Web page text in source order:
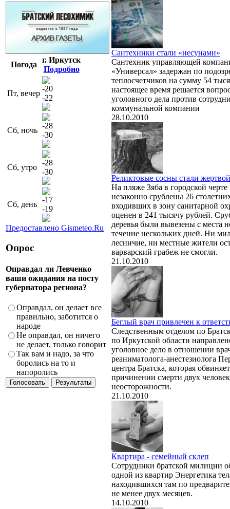
Погода
г. Иркутск
Подробно
Пт, вечер
-20
-22
Сб, ночь
-28
-30
Сб, утро
-28
-30
Сб, день
-17
-19
Предоставлено Gismeteo.Ru
Опрос
Оправдал ли Левченко
ваши ожидания на посту
губернатора региона?
Оправдал, он делает все
правильно, заботится о
народе
Не оправдал, он ничего
не делает, только говорит
Так вам и надо, за что
боролись на то и
напоролись
Сантехники стали «несунами»
Сантехник управляющей
«Универсал» задержан по
теплосчетчиков на сумму 54
настоящее время решается
уголовного дела против
коммунальной компании
28.10.2010
Реликтовые сосны стали
На пляже Зяба в городской черте
незаконно срублены 26
входивших в зону санитарной
оценен в 241 тысячу рублей.
деревья были вывезены с места
течение нескольких дней. Ни
лесничие, ни местные жители
варварский грабеж не смогли.
21.10.2010
Беглый врач привлечен к
Следственным отделом по
по Иркутской области
уголовное дело в отношении
реаниматолога-анестезиолога
центра Братска, которая
причинении смерти двух
неосторожности.
21.10.2010
Квартира - семейный склеп
Сотрудники братской милиции
одной из квартир Энергетика
находившихся там по
не менее двух месяцев.
14.10.2010